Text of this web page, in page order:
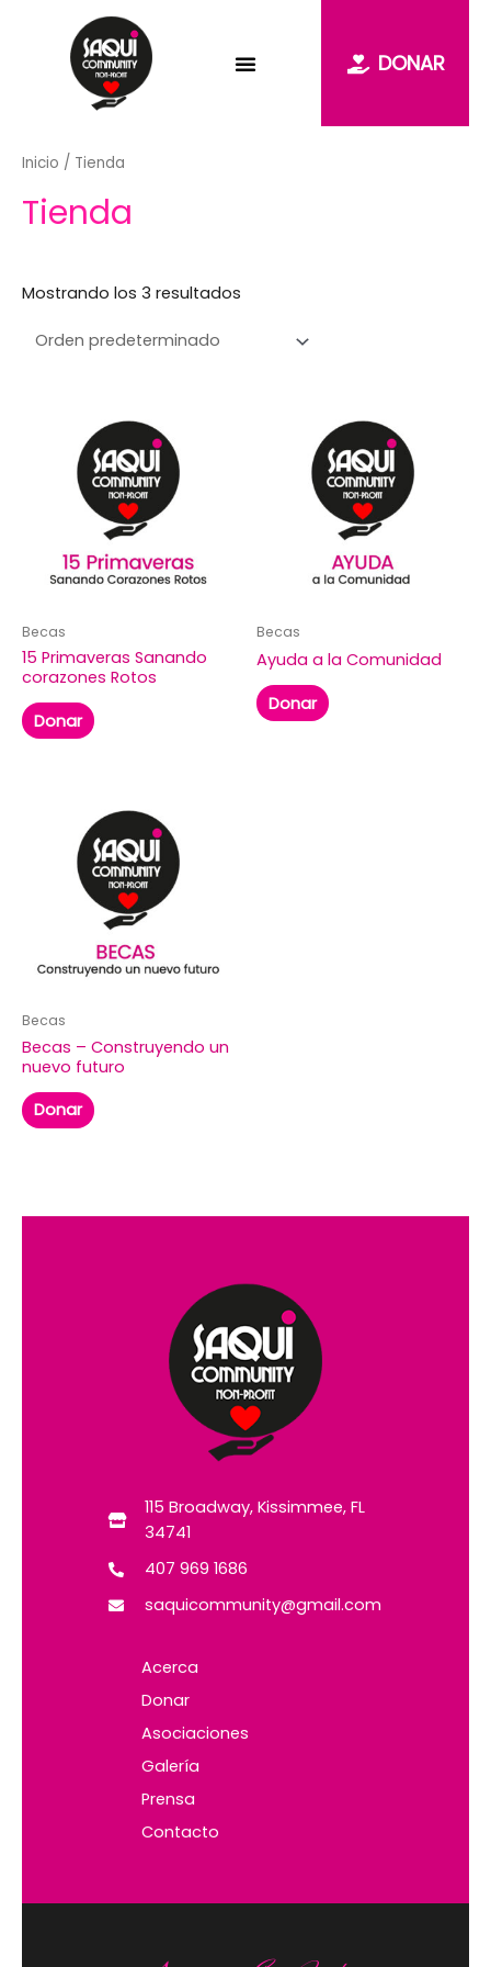
contenido
DONAR
Inicio / Tienda
Tienda
Mostrando los 3 resultados
Becas
15 Primaveras Sanando
corazones Rotos
Donar
Becas
Ayuda a la Comunidad
Donar
Becas
Becas – Construyendo un
nuevo futuro
Donar
115 Broadway, Kissimmee, FL
34741
407 969 1686
saquicommunity@gmail.com
Acerca
Donar
Asociaciones
Galería
Prensa
Contacto